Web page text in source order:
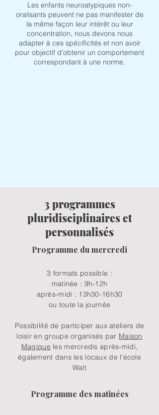
Les enfants neuroatypiques non-
oralisants peuvent ne pas manifester de
la même façon leur intérêt ou leur
concentration, nous devons nous
adapter à ces spécificités et non avoir
pour objectif d’obtenir un comportement
correspondant à une norme.
3 programmes
pluridisciplinaires et
personnalisés
Programme du mercredi
3 formats possible :
matinée : 9h-12h
après-midi : 13h30-16h30
ou toute la journée
Possibilité de participer aux ateliers de
loisir en groupe organisés par Maison
Magique les mercredis après-midi,
également dans les locaux de l'école
Walt
Programme des matinées